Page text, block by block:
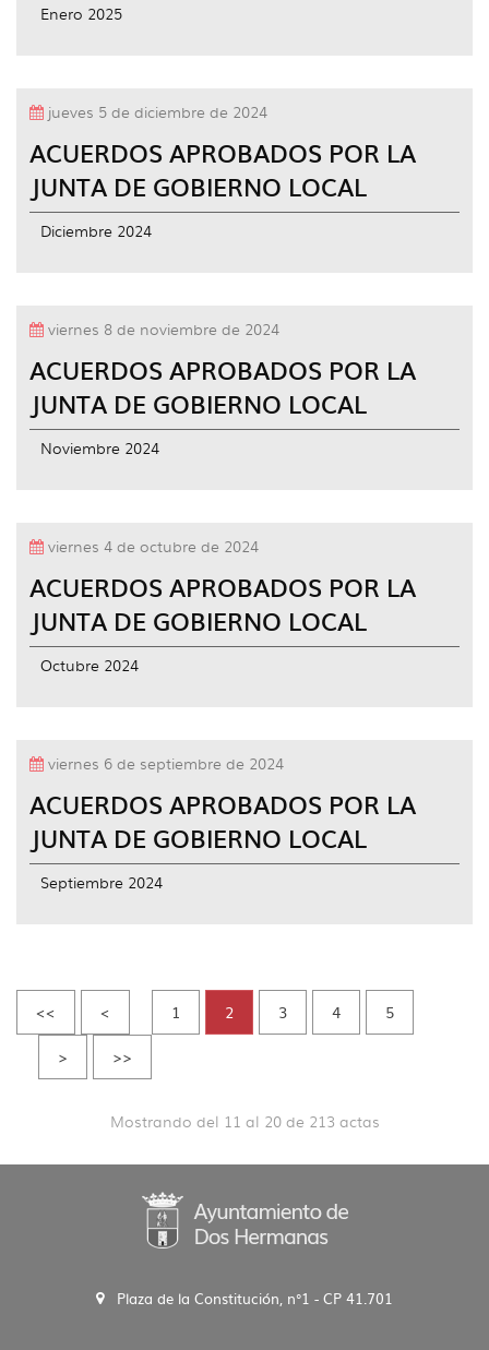
Enero 2025
jueves 5 de diciembre de 2024
ACUERDOS APROBADOS POR LA
JUNTA DE GOBIERNO LOCAL
Diciembre 2024
viernes 8 de noviembre de 2024
ACUERDOS APROBADOS POR LA
JUNTA DE GOBIERNO LOCAL
Noviembre 2024
viernes 4 de octubre de 2024
ACUERDOS APROBADOS POR LA
JUNTA DE GOBIERNO LOCAL
Octubre 2024
viernes 6 de septiembre de 2024
ACUERDOS APROBADOS POR LA
JUNTA DE GOBIERNO LOCAL
Septiembre 2024
<< < 1 2 3 4 5
> >>
Mostrando del 11 al 20 de 213 actas
Plaza de la Constitución, n°1 - CP 41.701